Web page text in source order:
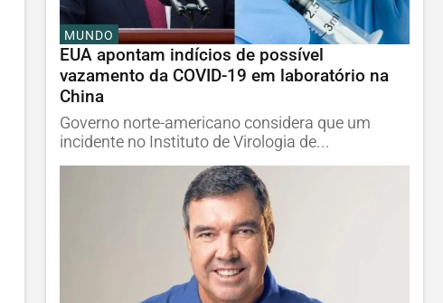
MUNDO
EUA apontam indícios de possível
vazamento da COVID-19 em laboratório na
China
Governo norte-americano considera que um
incidente no Instituto de Virologia de...